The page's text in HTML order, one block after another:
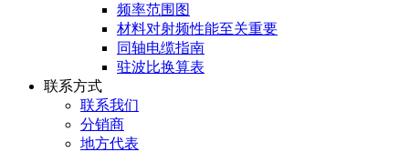
频率范围图
材料对射频性能至关重要
同轴电缆指南
驻波比换算表
联系方式
联系我们
分销商
地方代表